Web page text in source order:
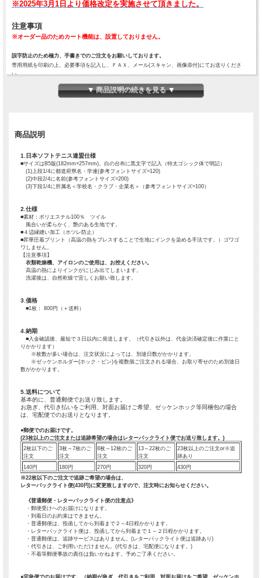
※2025年3月1日より価格改定を実施させて頂きました。
注意事項
※オーダー品のためカート機能は、設置しておりません。
誤字防止のため極力、手書きでのご注文をお願いしております。
専用用紙を印刷の上、必要事項を記入し、ＦＡＸ、メール(スキャン、画像添付)にてお送りくださ
い。
※印刷、FAX環境がない方、お問い合わせフォームやメールでの注文もお受けしております。
メール等でご注文される方は、
(1)ご担当者様のお名前：
(3)送付先ご住所：
(4)ゼッケン都道府県名or学連＜上段＞：
(5)ゼッケンお名前＜中段＞：
(6)ゼッケン所属チーム名＜下段＞：
(7)ご希望のお支払い方法：
(銀行振り込みor代金引換払いorクレジットカード決済orコンビニ(番号端末式)・銀行端末式・ネッ
トバンキング決済)
(8)ご希望の送付方法：
(普通郵便orレターパックライト便or宅配便)
※メールで送る場合、外字や難しい字体は、上手く変換されない場合がございます。
必ず、注意書きをご記入下さい。
▼ 商品説明の続きを見る ▼
商品説明
1.日本ソフトテニス連盟仕様
■サイズはB5版(182mm×257mm)。白の台布に黒文字で記入（特太ゴシック体で明記）
(1)上段1/4に都道府県名・学連(参考フォントサイズ=120)
(2)中段2/4に名前(参考フォントサイズ=200)
(3)下段1/4に所属名＜学校名・クラブ・企業名＞（参考フォントサイズ=100）
2.仕様
■素材：ポリエステル100％ ツイル
風合いが柔らかく、艶のある生地です。
■４辺縁縫い加工（ホツレ防止）
■昇華圧着プリント（高温の熱をプレスすることで生地にインクを染める手法です。）ゴワゴ
ワしません。
【注意事項】
衣類乾燥機、アイロンのご使用は、お控えください。
高温の熱によりインクがにじみ出てしまいます。
洗濯後は、自然乾燥で宜しくお願い致します。
3.価格
■1枚： 800円（＋送料）
4.納期
■入金確認後、最短で３日以内に発送します。（代引き以外は、代金決済確定後に作業にと
りかかります）
※枚数が多い場合は、注文状況によっては、別途日数がかかります。
※ゼッケンホルダー(ホック・ピン)を複数個ご注文される場合、お取り寄せのため別途日
数がかかります。
5.送料について
基本的に、普通郵便でお送り致します。
お急ぎ、代引き払いをご利用、対面お届けご希望、ゼッケンホック等同梱包の場合
は、宅配便でのお送りとなります。
●郵便でのお届けです。
(23枚以上のご注文または追跡希望の場合はレターパックライト便でお送り致します。)
2枚以下のご
注文
3枚～7枚のご
注文
8枚～12枚のご
注文
13～22枚のご
注文
23枚以上のご注文or※追
跡あり
140円
180円 270円 320円
430円
※22枚以下のご注文で追跡ご希望の場合は、
レターパックライト便(430円)に変更致しますので、注文時にお知らせください。
《普通郵便・レターパックライト便の注意点》
・郵便受けへのお届けになります。
・到着日のお約束はできません。
・普通郵便は、投函してから到着まで２～4日程かかります。
・レターパックライト便は、投函してから到着まで１～２日程かかります。
・普通郵便は、追跡サービスはありません。(レターパックライト便は追跡あり)
・代引きは、ご利用いただけません。(代引きは、宅配便になります。)
・不着等郵便事故の責任は負いかねます。予めご了承ください。